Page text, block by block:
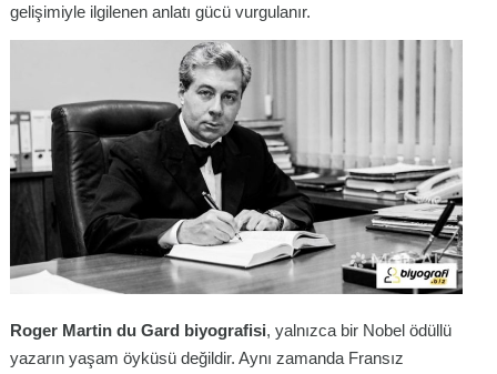
gelişimiyle ilgilenen anlatı gücü vurgulanır.
Roger Martin du Gard biyografisi, yalnızca bir Nobel ödüllü
yazarın yaşam öyküsü değildir. Aynı zamanda Fransız